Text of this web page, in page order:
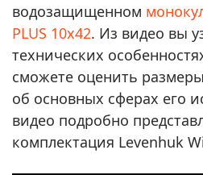
водозащищенном
PLUS 10x42. Из видео вы
технических
сможете оценить
об основных сферах его
видео подробно
комплектация Levenhuk